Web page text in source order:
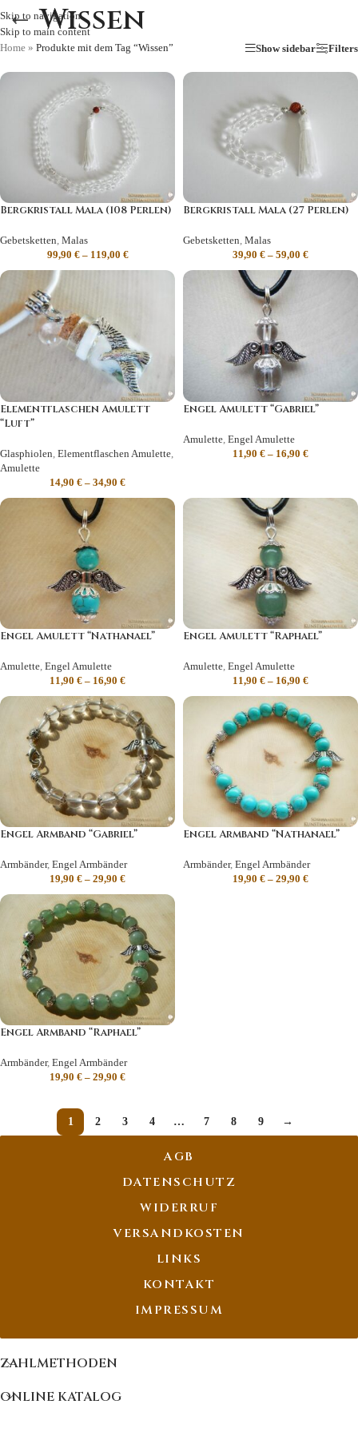
Skip to navigation
Skip to main content
Wissen
Home » Produkte mit dem Tag “Wissen” Show sidebar Filters
Bergkristall Mala (108 Perlen)
Gebetsketten, Malas
99,90 €– 119,00 €
Bergkristall Mala (27 Perlen)
Gebetsketten, Malas
39,90 € – 59,00 €
Elementflaschen Amulett
“Luft”
Glasphiolen Elementflaschen Amulette
Amulette
14,90 € – 34,90 €
Engel Amulett “Gabriel”
Amulette Engel Amulette
11,90 € – 16,90 €
Engel Amulett “Nathanael”
Amulette Engel Amulette
11,90 € – 16,90 €
Engel Amulett “Raphael”
Amulette Engel Amulette
11,90 € – 16,90 €
Engel Armband “Gabriel”
Armbänder, Engel Armbänder
19,90 € – 29,90 €
Engel Armband “Nathanael”
Armbänder, Engel Armbänder
19,90 € – 29,90 €
Engel Armband “Raphael”
Armbänder, Engel Armbänder
19,90 € – 29,90 €
1 2 3 4 … 7 8 9 →
AGB
DATENSCHUTZ
WIDERRUF
VERSANDKOSTEN
LINKS
KONTAKT
IMPRESSUM
ZAHLMETHODEN
ONLINE KATALOG